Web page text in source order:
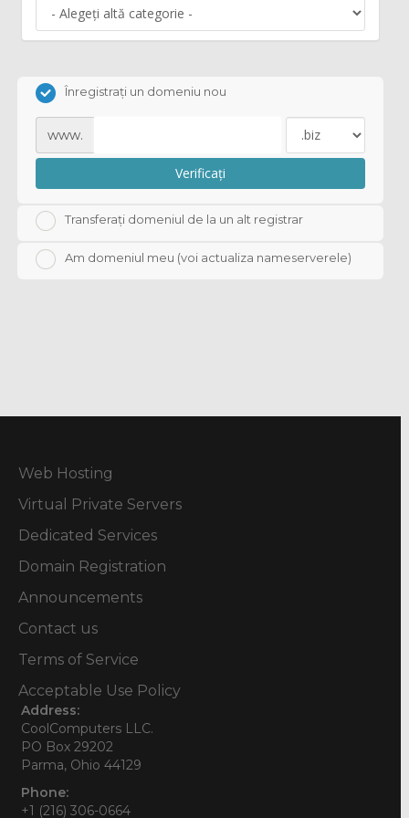
Înregistrați un domeniu nou
www.
Verificați
Transferați domeniul de la un alt registrar
Am domeniul meu (voi actualiza nameserverele)
Web Hosting
Virtual Private Servers
Dedicated Services
Domain Registration
Announcements
Contact us
Terms of Service
Acceptable Use Policy
Address:
CoolComputers LLC.
PO Box 29202
Parma, Ohio 44129
Phone:
+1 (216) 306-0664